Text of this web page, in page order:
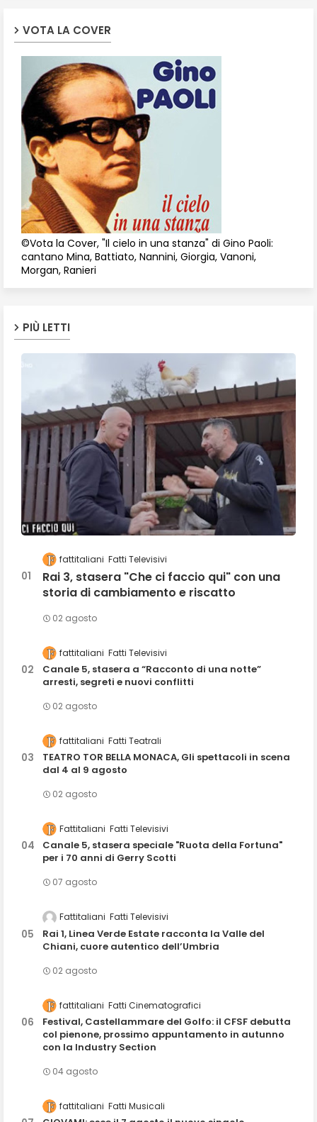
VOTA LA COVER
©Vota la Cover, "Il cielo in una stanza" di Gino Paoli:
cantano Mina, Battiato, Nannini, Giorgia, Vanoni,
Morgan, Ranieri
PIÙ LETTI
fattitaliani Fatti Televisivi
Rai 3, stasera "Che ci faccio qui" con una
storia di cambiamento e riscatto
02 agosto
fattitaliani Fatti Televisivi
Canale 5, stasera a “Racconto di una notte”
arresti, segreti e nuovi conflitti
02 agosto
fattitaliani Fatti Teatrali
TEATRO TOR BELLA MONACA, Gli spettacoli in scena
dal 4 al 9 agosto
02 agosto
Fattitaliani Fatti Televisivi
Canale 5, stasera speciale "Ruota della Fortuna"
per i 70 anni di Gerry Scotti
07 agosto
Fattitaliani Fatti Televisivi
Rai 1, Linea Verde Estate racconta la Valle del
Chiani, cuore autentico dell’Umbria
02 agosto
fattitaliani Fatti Cinematografici
Festival, Castellammare del Golfo: il CFSF debutta
col pienone, prossimo appuntamento in autunno
con la Industry Section
04 agosto
fattitaliani Fatti Musicali